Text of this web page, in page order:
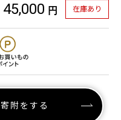
45,000 円 在庫あり
寄附をする